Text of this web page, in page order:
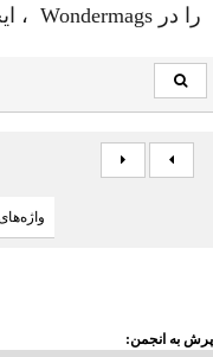
را در Wondermags ، ایجاد می کنم.
پرش به انجمن: